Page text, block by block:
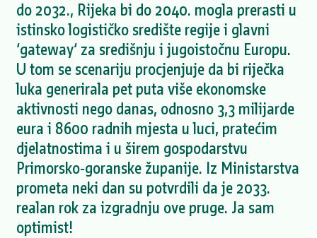
do 2032., Rijeka bi do 2040. mogla prerasti u
istinsko logističko središte regije i glavni
‘gateway‘ za središnju i jugoistočnu Europu.
U tom se scenariju procjenjuje da bi riječka
luka generirala pet puta više ekonomske
aktivnosti nego danas, odnosno 3,3 milijarde
eura i 8600 radnih mjesta u luci, pratećim
djelatnostima i u širem gospodarstvu
Primorsko-goranske županije. Iz Ministarstva
prometa neki dan su potvrdili da je 2033.
realan rok za izgradnju ove pruge. Ja sam
optimist!